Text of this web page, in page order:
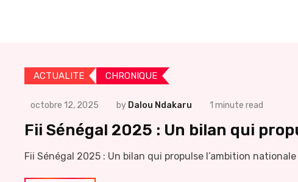
ACTUALITE CHRONIQUE
octobre 12, 2025 by Dalou Ndakaru 1 minute read
Fii Sénégal 2025 : Un bilan qui
Fii Sénégal 2025 : Un bilan qui propulse l’ambition nationale